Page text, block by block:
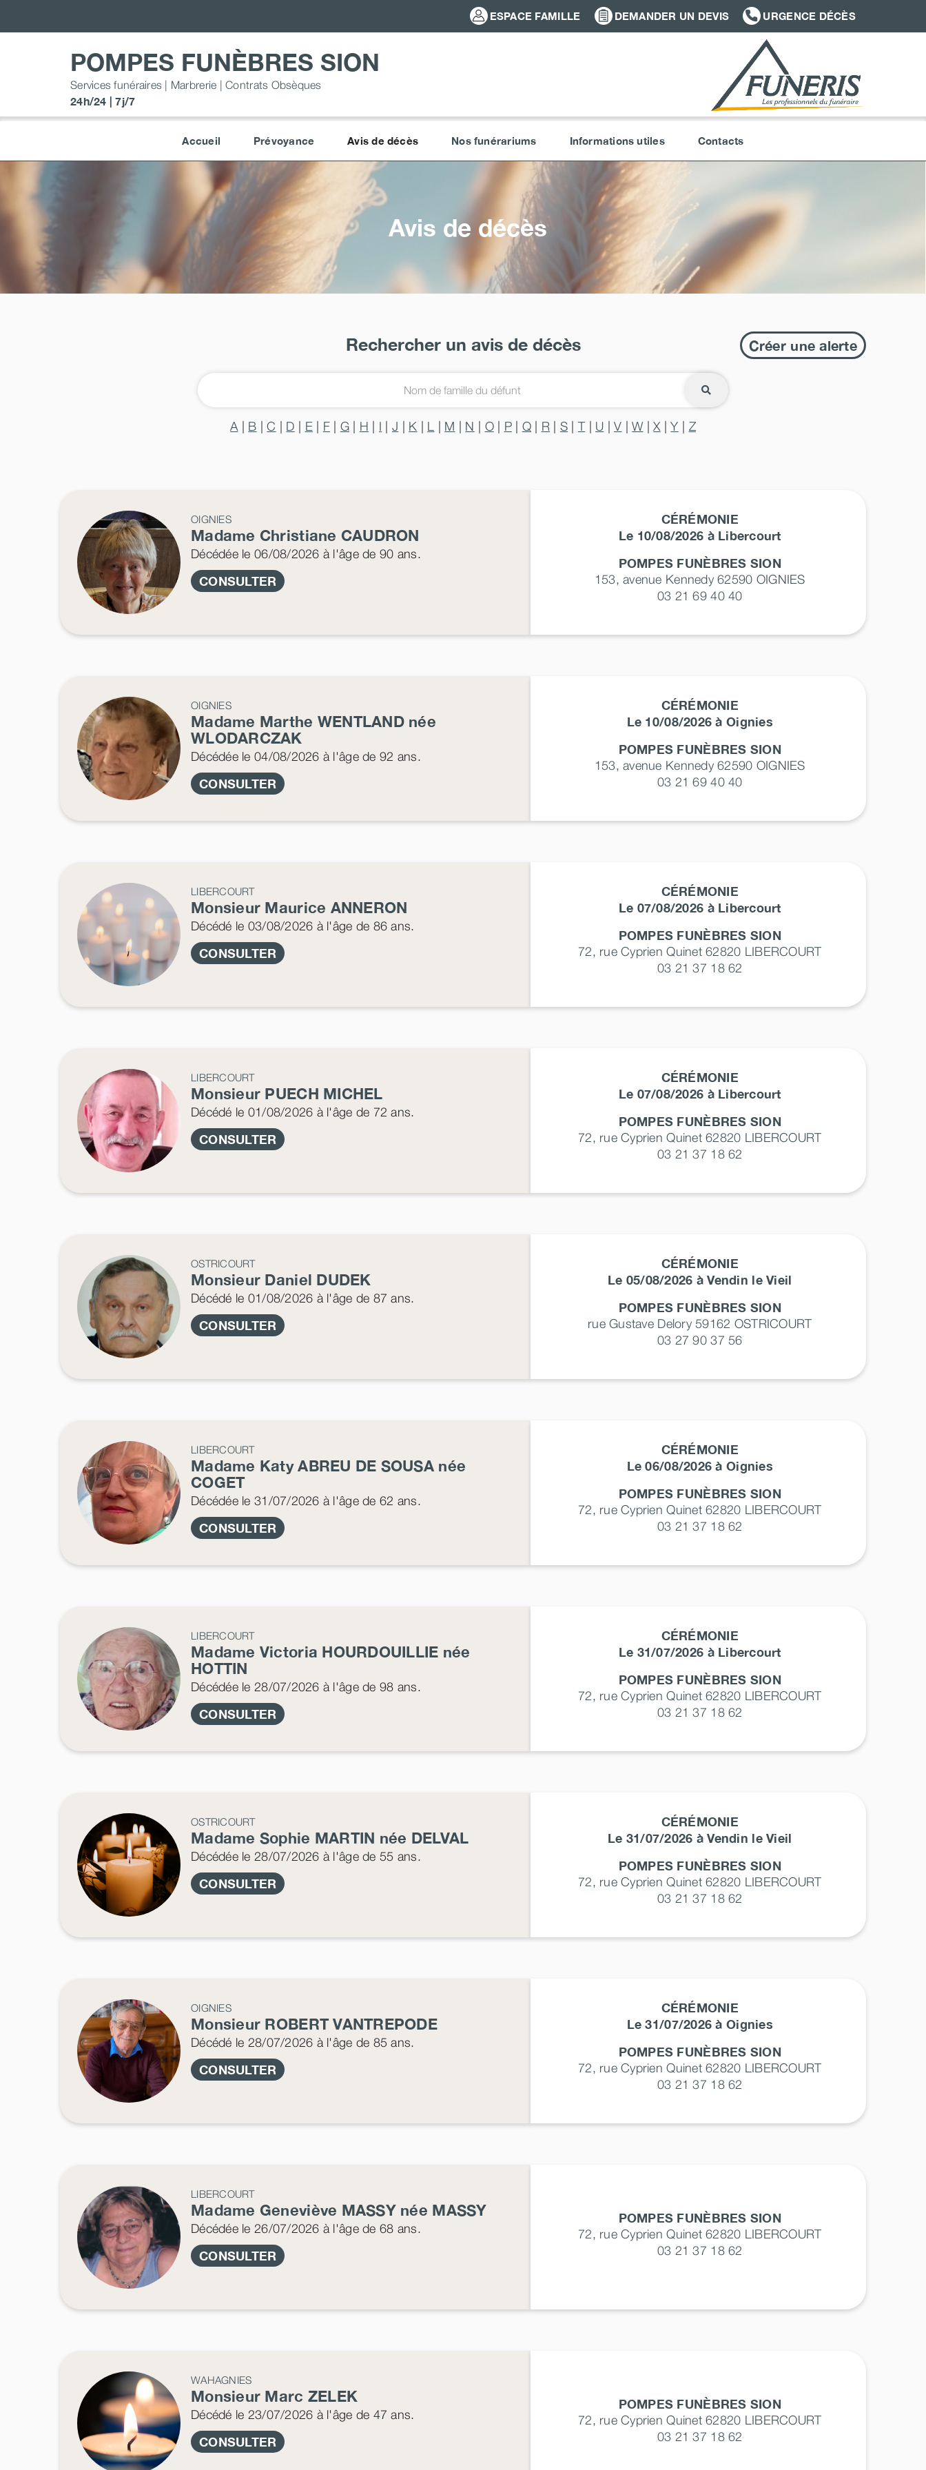
ESPACE FAMILLE DEMANDER UN DEVIS URGENCE DÉCÈS
POMPES FUNÈBRES SION
Services funéraires | Marbrerie | Contrats Obsèques
24h/24 | 7j/7
Accueil Prévoyance Avis de décès Nos funérariums Informations utiles Contacts
Avis de décès
Rechercher un avis de décès Créer une alerte
A| B |C D E| F| G H I |J K L M N O| P| Q| R S T U |V |W|X|Y Z
OIGNIES
Madame Christiane CAUDRON
Décédéele 06/08/2026 à l'âge de 90 ans.
CONSULTER
CÉRÉMONIE
Le 10/08/2026 à Libercourt
POMPES FUNÈBRES SION
153, avenue Kennedy 62590 OIGNIES
03 21 69 40 40
OIGNIES
Madame Marthe WENTLANDnée
WLODARCZAK
Décédéele 04/08/2026 à l'âge de 92 ans.
CONSULTER
CÉRÉMONIE
Le 10/08/2026 à Oignies
POMPES FUNÈBRES SION
153, avenue Kennedy 62590 OIGNIES
03 21 69 40 40
LIBERCOURT
Monsieur Maurice ANNERON
Décédé le 03/08/2026 à l'âge de 86 ans.
CONSULTER
CÉRÉMONIE
Le 07/08/2026 à Libercourt
POMPES FUNÈBRES SION
72, rue Cyprien Quinet 62820 LIBERCOURT
03 21 37 18 62
LIBERCOURT
Monsieur PUECH MICHEL
Décédé le 01/08/2026 à l'âge de 72 ans.
CONSULTER
CÉRÉMONIE
Le 07/08/2026 à Libercourt
POMPES FUNÈBRES SION
72, rue Cyprien Quinet 62820 LIBERCOURT
03 21 37 18 62
OSTRICOURT
Monsieur Daniel DUDEK
Décédé le 01/08/2026 à l'âge de 87 ans.
CONSULTER
CÉRÉMONIE
Le 05/08/2026 à Vendin le Vieil
POMPES FUNÈBRES SION
rue Gustave Delory 59162 OSTRICOURT
03 27 90 37 56
LIBERCOURT
Madame KatyABREU DE SOUSA née
COGET
Décédéele 31/07/2026 à l'âge de 62 ans.
CONSULTER
CÉRÉMONIE
Le 06/08/2026 à Oignies
POMPES FUNÈBRES SION
72, rue Cyprien Quinet 62820 LIBERCOURT
03 21 37 18 62
LIBERCOURT
Madame Victoria HOURDOUILLIE née
HOTTIN
Décédéele 28/07/2026 à l'âge de 98 ans.
CONSULTER
CÉRÉMONIE
Le 31/07/2026 à Libercourt
POMPES FUNÈBRES SION
72, rue Cyprien Quinet 62820 LIBERCOURT
03 21 37 18 62
OSTRICOURT
Madame Sophie MARTIN née DELVAL
Décédéele 28/07/2026 à l'âge de 55 ans.
CONSULTER
CÉRÉMONIE
Le 31/07/2026 à Vendin le Vieil
POMPES FUNÈBRES SION
72, rue Cyprien Quinet 62820 LIBERCOURT
03 21 37 18 62
OIGNIES
Monsieur ROBERTVANTREPODE
Décédé le 28/07/2026 à l'âge de 85 ans.
CONSULTER
CÉRÉMONIE
Le 31/07/2026 à Oignies
POMPES FUNÈBRES SION
72, rue Cyprien Quinet 62820 LIBERCOURT
03 21 37 18 62
LIBERCOURT
Madame Geneviève MASSYnée MASSY
Décédéele 26/07/2026 à l'âge de 68 ans.
CONSULTER
POMPES FUNÈBRES SION
72, rue Cyprien Quinet 62820 LIBERCOURT
03 21 37 18 62
WAHAGNIES
Monsieur Marc ZELEK
Décédé le 23/07/2026 à l'âge de 47 ans.
CONSULTER
POMPES FUNÈBRES SION
72, rue Cyprien Quinet 62820 LIBERCOURT
03 21 37 18 62